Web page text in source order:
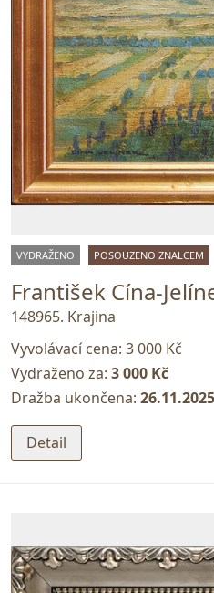
VYDRAŽENO POSOUZENO ZNALCEM
František Cína-
148965. Krajina
Vyvolávací cena: 3 000 Kč
Vydraženo za: 3 000 Kč
Dražba ukončena:
Detail